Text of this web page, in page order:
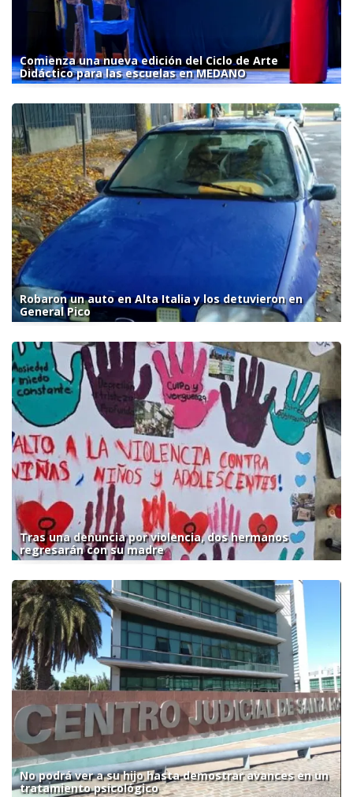
Comienza una nueva edición del Ciclo de Arte
Didáctico para las escuelas en MEDANO
Robaron un auto en Alta Italia y los detuvieron en
General Pico
Tras una denuncia por violencia, dos hermanos
regresarán con su madre
No podrá ver a su hijo hasta demostrar avances en un
tratamiento psicológico